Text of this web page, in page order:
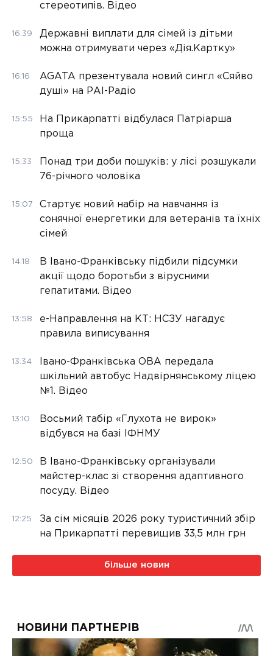
стереотипів. Відео
16:39
Державні виплати для сімей із дітьми
можна отримувати через «Дія.Картку»
16:16
AGATA презентувала новий сингл «Сяйво
душі» на РАІ-Радіо
15:55
На Прикарпатті відбулася Патріарша
проща
15:33
Понад три доби пошуків: у лісі розшукали
76-річного чоловіка
15:07
Стартує новий набір на навчання із
сонячної енергетики для ветеранів та їхніх
сімей
14:18
В Івано-Франківську підбили підсумки
акції щодо боротьби з вірусними
гепатитами. Відео
13:58
е-Направлення на КТ: НСЗУ нагадує
правила виписування
13:34
Івано-Франківська ОВА передала
шкільний автобус Надвірнянському ліцею
№1. Відео
13:10
Восьмий табір «Глухота не вирок»
відбувся на базі ІФНМУ
12:50
В Івано-Франківську організували
майстер-клас зі створення адаптивного
посуду. Відео
12:25
За сім місяців 2026 року туристичний збір
на Прикарпатті перевищив 33,5 млн грн
більше новин